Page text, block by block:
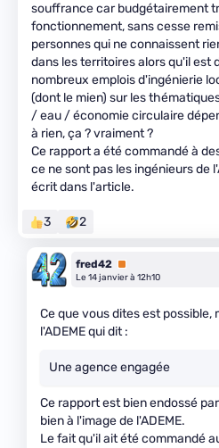
souffrance car budgétairement
fonctionnement, sans cesse
personnes qui ne connaissent
dans les territoires alors qu'il est
nombreux emplois d'ingénierie
(dont le mien) sur les
/ eau / économie circulaire
à rien, ça ? vraiment ?
Ce rapport a été commandé à
ce ne sont pas les ingénieurs de
écrit dans l'article.
3 2
fred42 Premium
Le 14 janvier à 12h10
Ce que vous dites est possible,
l'ADEME qui dit :
Une agence engagée
Ce rapport est bien endossé
bien à l'image de l'ADEME.
Le fait qu'il ait été commandé